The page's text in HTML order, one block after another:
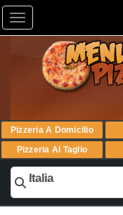
Toggle navigation
Pizzeria A Domicilio
Pizzeria Al Taglio
Italia